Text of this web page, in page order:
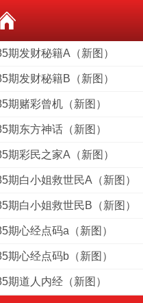
期发财秘籍A（新图）
期发财秘籍B（新图）
期赌彩曾机（新图）
期东方神话（新图）
期彩民之家A（新图）
期白小姐救世民A（新图）
期白小姐救世民B（新图）
期心经点码a（新图）
期心经点码b（新图）
期道人内经（新图）